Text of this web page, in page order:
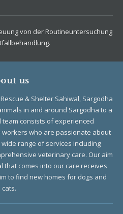
von der Routineuntersuchung
us
& Shelter Sahiwal, Sargodha
in and around Sargodha to a
consists of experienced
who are passionate about
range of services including
veterinary care. Our aim
that comes into our care receives
to find new homes for dogs and
cats.